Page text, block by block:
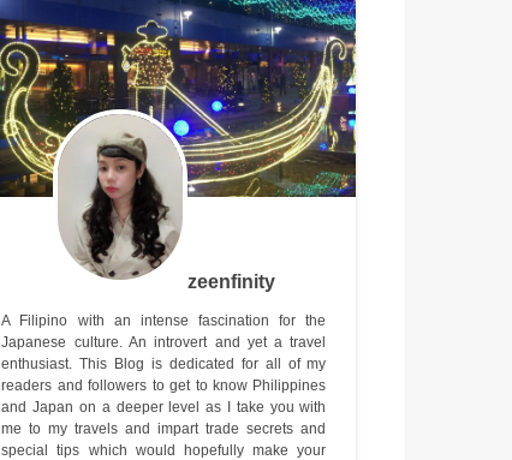
zeenfinity
A Filipino with an intense fascination for the
Japanese culture. An introvert and yet a travel
enthusiast. This Blog is dedicated for all of my
readers and followers to get to know Philippines
and Japan on a deeper level as I take you with
me to my travels and impart trade secrets and
special tips which would hopefully make your